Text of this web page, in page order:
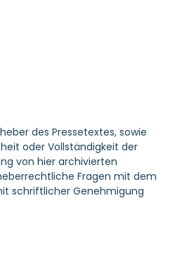
des Pressetextes, sowie
oder Vollständigkeit der
von hier archivierten
Fragen mit dem
schriftlicher Genehmigung